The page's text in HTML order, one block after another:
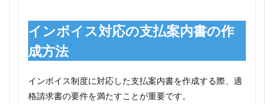
インボイス対応の支払案内書の作
成方法
インボイス制度に対応した支払案内書を作成する際、適
格請求書の要件を満たすことが重要です。